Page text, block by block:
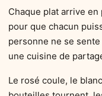
Chaque plat arrive
pour que chacun
personne ne se
une cuisine de
Le rosé coule, le